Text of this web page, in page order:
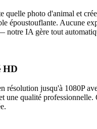
quelle photo d'animal et
époustouflante. Aucune
notre IA gère tout
HD
résolution jusqu'à 1080P
une qualité professionnelle.